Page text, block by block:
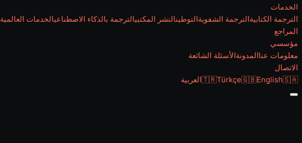
الخدمات
الترجمة الكتابيةالترجمة الشفويةالتوطينالنشر المكتبيالترجمة بالذكاء الاصطناعيالخدمات العالمية
المراجع
مؤسسي
معلومات عناالمدونةالأسئلة الشائعة
الاتصال
🇹🇷Türkçe🇬🇧English🇸🇦 العربية